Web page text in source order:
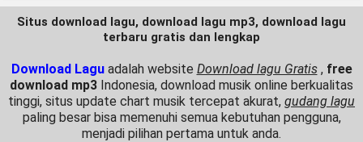
Situs download lagu, download lagu mp3, download lagu
terbaru gratis dan lengkap
Download Lagu adalah website Download lagu Gratis , free
download mp3 Indonesia, download musik online berkualitas
tinggi, situs update chart musik tercepat akurat, gudang lagu
paling besar bisa memenuhi semua kebutuhan pengguna,
menjadi pilihan pertama untuk anda.